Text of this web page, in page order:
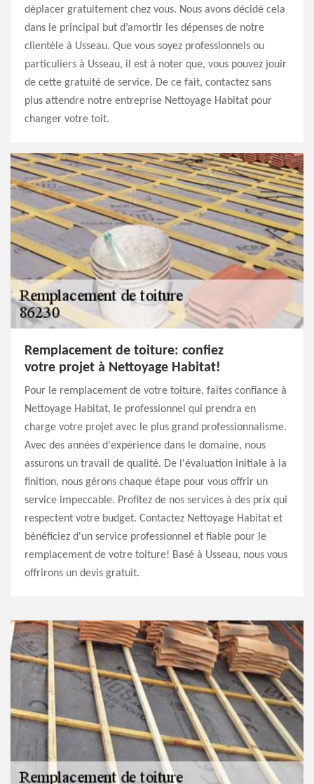
déplacer gratuitement chez vous. Nous avons décidé cela
dans le principal but d’amortir les dépenses de notre
clientèle à Usseau. Que vous soyez professionnels ou
particuliers à Usseau, il est à noter que, vous pouvez jouir
de cette gratuité de service. De ce fait, contactez sans
plus attendre notre entreprise Nettoyage Habitat pour
changer votre toit.
Remplacement de toiture: confiez
votre projet à Nettoyage Habitat!
Pour le remplacement de votre toiture, faites confiance à
Nettoyage Habitat, le professionnel qui prendra en
charge votre projet avec le plus grand professionnalisme.
Avec des années d'expérience dans le domaine, nous
assurons un travail de qualité. De l'évaluation initiale à la
finition, nous gérons chaque étape pour vous offrir un
service impeccable. Profitez de nos services à des prix qui
respectent votre budget. Contactez Nettoyage Habitat et
bénéficiez d'un service professionnel et fiable pour le
remplacement de votre toiture! Basé à Usseau, nous vous
offrirons un devis gratuit.